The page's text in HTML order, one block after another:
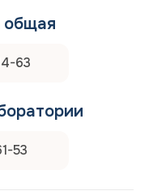
общая
63
53